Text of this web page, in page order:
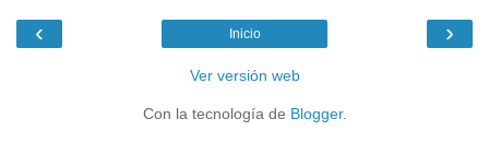
‹ ›
Inicio
Ver versión web
Con la tecnología de Blogger.